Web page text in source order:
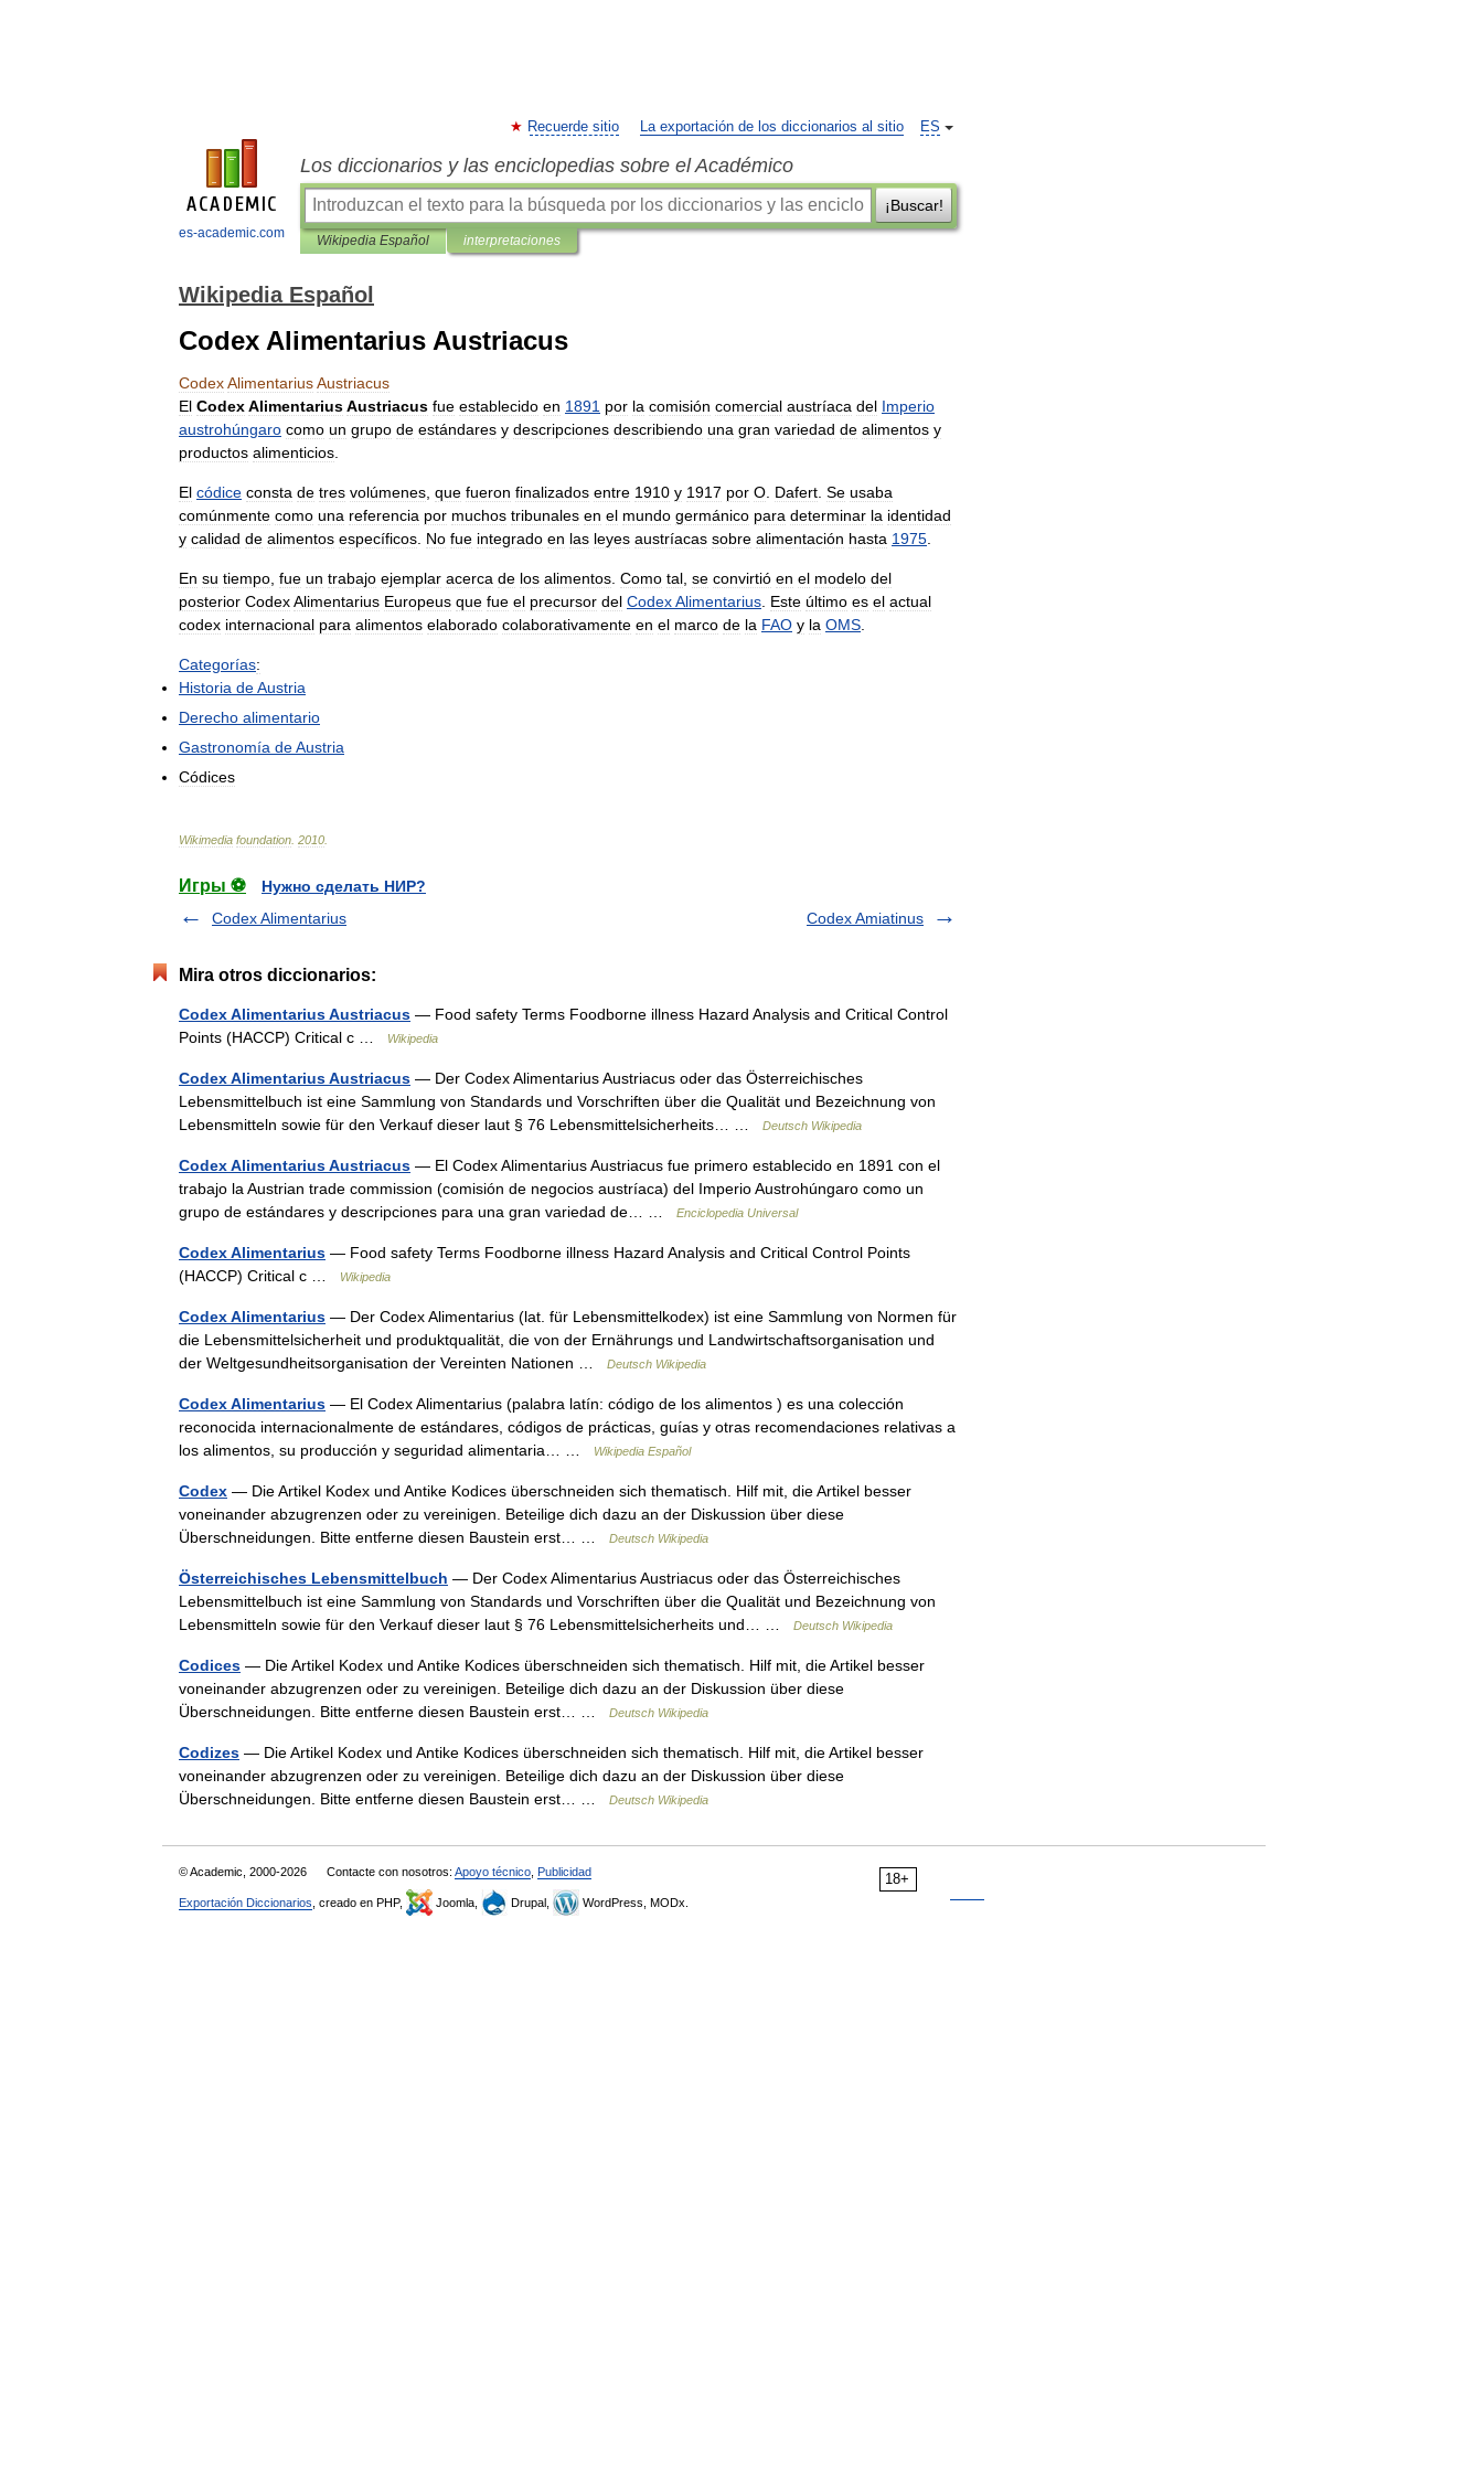
es-academic.com
ES
Recuerde sitio La exportación de los diccionarios al sitio
Los diccionarios y las enciclopedias sobre el Académico
¡Buscar!
Wikipedia Español interpretaciones
Wikipedia Español
Codex Alimentarius Austriacus
CodexAlimentariusAustriacus
El CodexAlimentariusAustriacus fue establecido en 1891 por la comisión comercial austríaca del Imperio
austrohúngaro como un grupo de estándares y descripciones describiendo una gran variedad de alimentos y
productos alimenticios
El códice consta de tres volúmenes que fueron finalizados entre 1910 y 1917 por O Dafert Se usaba
comúnmente como una referencia por muchos tribunales en el mundo germánico para determinar la identidad
y calidad de alimentos específicos No fue integrado en las leyes austríacas sobre alimentación hasta 1975
En su tiempo fue un trabajo ejemplar acerca de los alimentos Como tal se convirtió en el modelo del
posterior CodexAlimentarius Europeus que fue el precursor del CodexAlimentarius Este último es el actual
codex internacional para alimentos elaborado colaborativamente en el marco de la FAO y la OMS
Categorías:
Historia deAustria
Derecho alimentario
Gastronomía deAustria
Códices
Wikimedia foundation 2010
Игры ⚽
Нужно сделать НИР?
Codex Alimentarius
Codex Amiatinus
Mira otros diccionarios:
Codex Alimentarius Austriacus — Food safety Terms Foodborne illness Hazard Analysis and Critical Control
Points (HACCP) Critical c …
Wikipedia
Codex Alimentarius Austriacus — Der Codex Alimentarius Austriacus oder das Österreichisches
Lebensmittelbuch ist eine Sammlung von Standards und Vorschriften über die Qualität und Bezeichnung von
Lebensmitteln sowie für den Verkauf dieser laut § 76 Lebensmittelsicherheits… …
Deutsch Wikipedia
Codex Alimentarius Austriacus — El Codex Alimentarius Austriacus fue primero establecido en 1891 con el
trabajo la Austrian trade commission (comisión de negocios austríaca) del Imperio Austrohúngaro como un
grupo de estándares y descripciones para una gran variedad de… …
Enciclopedia Universal
Codex Alimentarius — Food safety Terms Foodborne illness Hazard Analysis and Critical Control Points
(HACCP) Critical c …
Wikipedia
Codex Alimentarius — Der Codex Alimentarius (lat. für Lebensmittelkodex) ist eine Sammlung von Normen für
die Lebensmittelsicherheit und produktqualität, die von der Ernährungs und Landwirtschaftsorganisation und
der Weltgesundheitsorganisation der Vereinten Nationen …
Deutsch Wikipedia
Codex Alimentarius — El Codex Alimentarius (palabra latín: código de los alimentos ) es una colección
reconocida internacionalmente de estándares, códigos de prácticas, guías y otras recomendaciones relativas a
los alimentos, su producción y seguridad alimentaria… …
Wikipedia Español
Codex — Die Artikel Kodex und Antike Kodices überschneiden sich thematisch. Hilf mit, die Artikel besser
voneinander abzugrenzen oder zu vereinigen. Beteilige dich dazu an der Diskussion über diese
Überschneidungen. Bitte entferne diesen Baustein erst… …
Deutsch Wikipedia
Österreichisches Lebensmittelbuch — Der Codex Alimentarius Austriacus oder das Österreichisches
Lebensmittelbuch ist eine Sammlung von Standards und Vorschriften über die Qualität und Bezeichnung von
Lebensmitteln sowie für den Verkauf dieser laut § 76 Lebensmittelsicherheits und… …
Deutsch Wikipedia
Codices — Die Artikel Kodex und Antike Kodices überschneiden sich thematisch. Hilf mit, die Artikel besser
voneinander abzugrenzen oder zu vereinigen. Beteilige dich dazu an der Diskussion über diese
Überschneidungen. Bitte entferne diesen Baustein erst… …
Deutsch Wikipedia
Codizes — Die Artikel Kodex und Antike Kodices überschneiden sich thematisch. Hilf mit, die Artikel besser
voneinander abzugrenzen oder zu vereinigen. Beteilige dich dazu an der Diskussion über diese
Überschneidungen. Bitte entferne diesen Baustein erst… …
Deutsch Wikipedia
18+
© Academic, 2000-2026 Contacte con nosotros: Apoyo técnico Publicidad
Exportación Diccionarios , creado en PHP, Joomla, Drupal, WordPress, MODx.